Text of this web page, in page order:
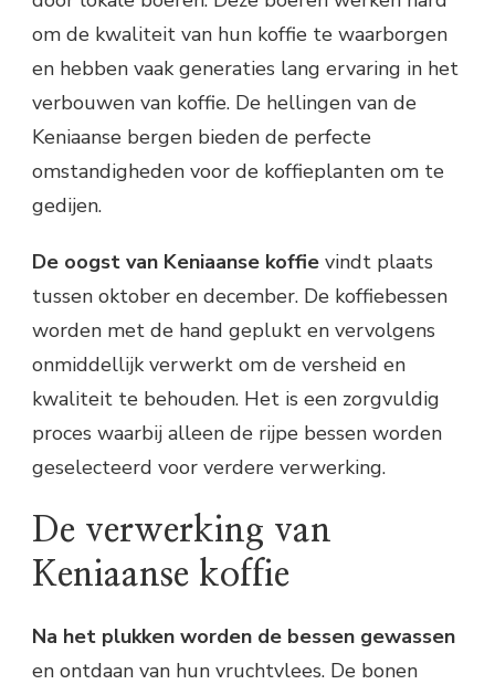
om de kwaliteit van hun koffie te waarborgen
en hebben vaak generaties lang ervaring in het
verbouwen van koffie. De hellingen van de
Keniaanse bergen bieden de perfecte
omstandigheden voor de koffieplanten om te
gedijen.
De oogst van Keniaanse koffie vindt plaats
tussen oktober en december. De koffiebessen
worden met de hand geplukt en vervolgens
onmiddellijk verwerkt om de versheid en
kwaliteit te behouden. Het is een zorgvuldig
proces waarbij alleen de rijpe bessen worden
geselecteerd voor verdere verwerking.
De verwerking van
Keniaanse koffie
Na het plukken worden de bessen gewassen
en ontdaan van hun vruchtvlees. De bonen